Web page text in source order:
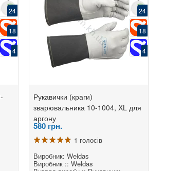
24
18
4
24
18
4
Рукавички (краги)
зварювальника 10-1004, XL для
аргону
580 грн.
1 голосів
Виробник: Weldas
Виробник :: Weldas